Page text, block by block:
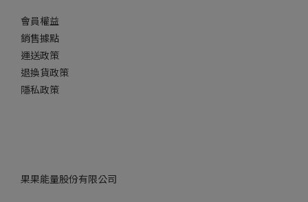
會員權益
銷售據點
運送政策
退換貨政策
隱私政策
果果能量股份有限公司